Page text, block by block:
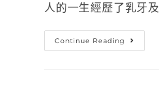
人的一生經歷了乳牙
Continue Reading